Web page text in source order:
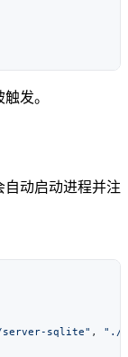
发。
自动启动进程并注
server-sqlite" , "./